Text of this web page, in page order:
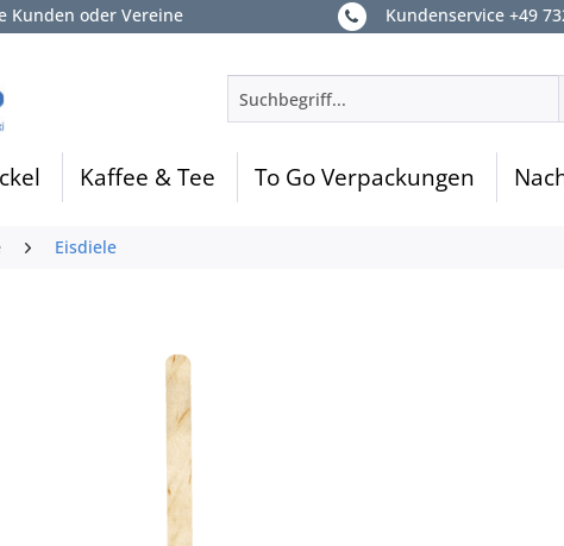
Kunden oder Vereine Kundenservice +49
Kaffee & Tee To Go Verpackungen
Eisdiele